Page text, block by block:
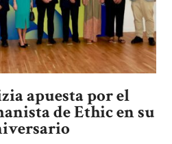
apuesta por el
de Ethic en su